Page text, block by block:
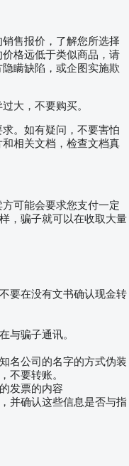
售报价，了解您所选择
格远低于类似商品，请
瞒缺陷，或企图实施欺
大，不要购买。
。如有疑问，不要害怕
相关文档，检查文档真
可能会要求您支付一定
，骗子就可以在收取大量
要在没有文书确认现金转
与骗子通讯。
名公司的名字的方式伪装
不要转账。
发票的内容
并确认这些信息是否与指